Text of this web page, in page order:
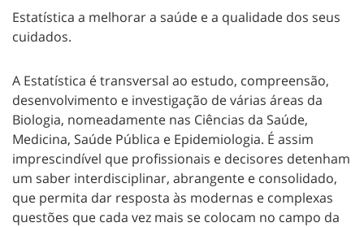
Estatística a melhorar a saúde e a qualidade dos seus
cuidados.
A Estatística é transversal ao estudo, compreensão,
desenvolvimento e investigação de várias áreas da
Biologia, nomeadamente nas Ciências da Saúde,
Medicina, Saúde Pública e Epidemiologia. É assim
imprescindível que profissionais e decisores detenham
um saber interdisciplinar, abrangente e consolidado,
que permita dar resposta às modernas e complexas
questões que cada vez mais se colocam no campo da